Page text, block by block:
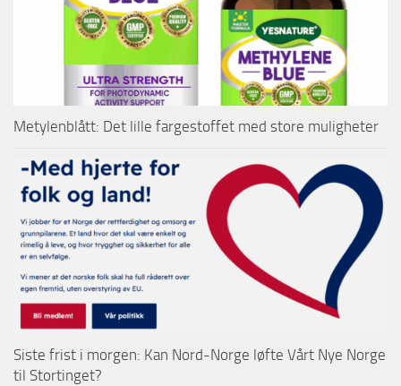
Metylenblått: Det lille fargestoffet med store muligheter
Siste frist i morgen: Kan Nord-Norge løfte Vårt Nye Norge
til Stortinget?